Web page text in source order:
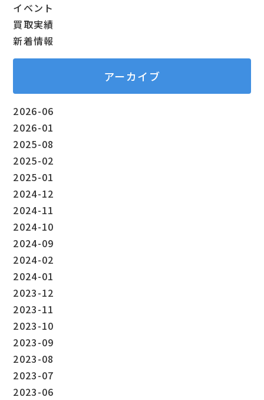
イベント
買取実績
新着情報
アーカイブ
2026-06
2026-01
2025-08
2025-02
2025-01
2024-12
2024-11
2024-10
2024-09
2024-02
2024-01
2023-12
2023-11
2023-10
2023-09
2023-08
2023-07
2023-06